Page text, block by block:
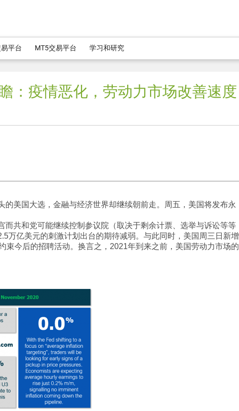
平台 MT5交易平台 学习和研究
：疫情恶化，劳动力市场改善速度
的美国大选，金融与经济世界却继续朝前走。周五，美国将发布永
而共和党可能继续控制参议院（取决于剩余计票、选举与诉讼等等
万亿美元的刺激计划出台的期待减弱。与此同时，美国周三日新增
束今后的招聘活动。换言之，2021年到来之前，美国劳动力市场的